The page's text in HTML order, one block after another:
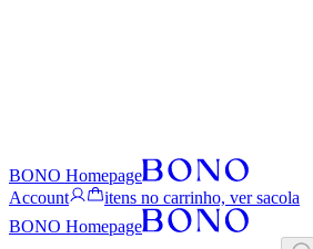
BONO Homepage
Account
itens no carrinho, ver sacola
BONO Homepage